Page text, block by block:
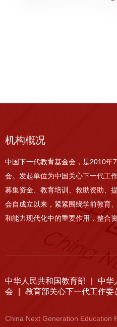
机构概况
中国下一代教育基金会，是2010年
会。发起单位为中国关心下一代工
募集资金、教育培训、救助资助、
会自成立以来，紧紧围绕学前教育
和能力现代化中的重要作用，整合资
中华人民共和国教育部 中华
会
教育部关心下一代工作委
China Next Generation Education